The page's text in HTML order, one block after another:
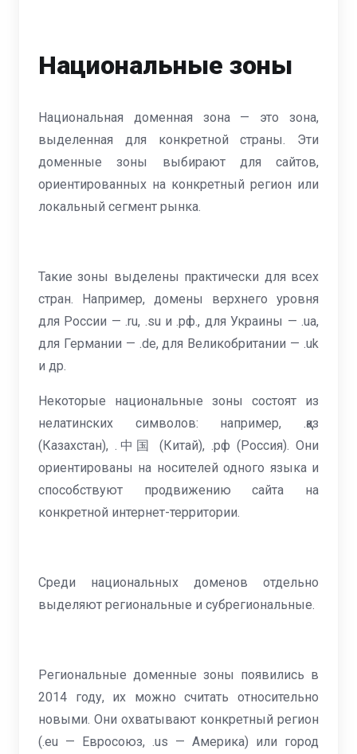
Национальные зоны
Национальная доменная зона — это зона,
выделенная для конкретной страны. Эти
доменные зоны выбирают для сайтов,
ориентированных на конкретный регион или
локальный сегмент рынка.
Такие зоны выделены практически для всех
стран. Например, домены верхнего уровня
для России — .ru, .su и .рф., для Украины — .ua,
для Германии — .de, для Великобритании — .uk
и др.
Некоторые национальные зоны состоят из
нелатинских символов: например, .қаз
(Казахстан), .中国 (Китай), .рф (Россия). Они
ориентированы на носителей одного языка и
способствуют продвижению сайта на
конкретной интернет-территории.
Среди национальных доменов отдельно
выделяют региональные и субрегиональные.
Региональные доменные зоны появились в
2014 году, их можно считать относительно
новыми. Они охватывают конкретный регион
(.eu — Евросоюз, .us — Америка) или город